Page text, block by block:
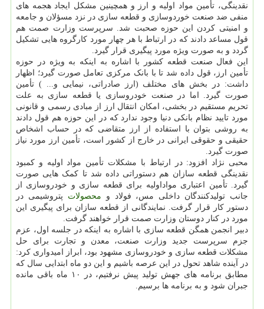
نقدینگی، تأمین مواد اولیه و ارز و همچینین مشکل ایجاد هجمه های
منفی ضد صنعت خوردوسازی و قطعه سازی در نزد مسؤلان و جامعه
و امنیتی کردن این حوزه صحبت شد. سرپرست وزارت صمت هم
قول مساعد دادند که در ارتباط با هر چهار مورد کارگروه هایی تشکیل
گردد و به صورت ویژه مورد پیگیری قرار گیرد.
این فعال صنعت قطعه کشور با اشاره به اینکه به ویژه در حوزه
تأمین ارز، قول داده شد تا با بانک مرکزی تعامل صورت گیرد؛ اظهار
داشت: در بخش های مختلف (ارز صادراتی، نیمایی و... ) تأمین
صورت گیرد. اما در صنعت خودروسازی یا قطعه سازی به علت
تحریم مستقیم در بخشی، امکان انتقال ارز از مبادی رسمی و قانونی
مورد تایید نظام بانکی دنیا وجود ندارد که در این حوزه هم قول دادند
به روشی بتوان با استفاده از ارز متقاضی که در حساب اشخاص
حقیقی و حقوقی ایرانی در خارج از کشور است، تأمین ارز مورد نیاز
صورت گیرد.
محبی نژاد افزود: در ارتباط با مشکلات تأمین مواد اولیه و کمبود
نقدینگی قطعه سازان هم دستوراتی داده شد تا کمک هایی صورت
گیرد. تأمین اعتباری مواداولیه برای قطعه سازی و خودروسازی از
جانب تولیدکنندگان داخلی مس، فولاد و محصولات پتروشیمی در
دستور کار قرار گرفت. نمایندگانی از قطعه سازان برای پیگیری این
مورد در کنار دوستان وزارت صمت قرار خواهند گرفت.
دبیر انجمن همگن قطعه سازی با اشاره به اینکه در جلسه اول، عزم
جزم سرپرست جدید وزارت صنعت، معدن و تجارت برای حل
مشکلات قطعه سازی و خودروسازی مشهود بود، ابراز امیدواری کرد:
در آینده شاهد تحول در این عرصه باشیم و این دو ماه ابتدایی سال که
مطابق برنامه های جهش تولید پیش نرفتیم، در ۱۰ ماه باقی مانده
جبران شود و به برنامه ها برسیم.